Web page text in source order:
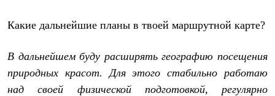
Какие дальнейшие планы в твоей маршрутной карте?
В дальнейшем буду расширять географию посещения
природных красот. Для этого стабильно работаю
над своей физической подготовкой, регулярно